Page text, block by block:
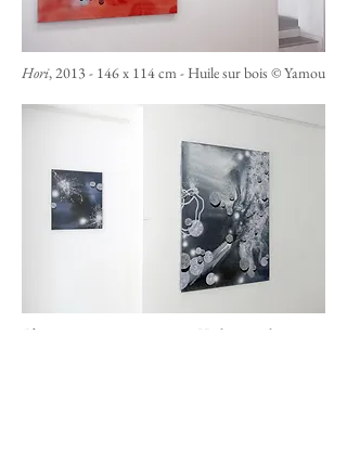
Hori,2013 - 146x 114 cm - Huile sur bois © Yamou
Bleu noir, 2013
- 55 x 46 cm - Huile sur toile ©